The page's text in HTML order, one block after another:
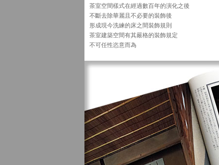
茶室空間樣式在經過數百年的演化之後
不斷去除華麗且不必要的裝飾後
形成現今洗練的床之間裝飾規則
茶室建築空間有其嚴格的裝飾規定
不可任性恣意而為